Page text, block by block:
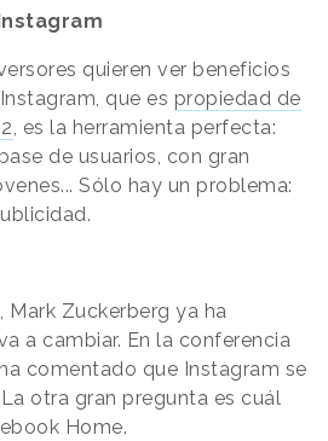
quieren ver beneficios
que es propiedad de
, es la herramienta perfecta:
de usuarios, con gran
Sólo hay un problema:
Mark Zuckerberg ya ha
a cambiar. En la conferencia
, ha comentado que Instagram se
otra gran pregunta es cuál
Home.